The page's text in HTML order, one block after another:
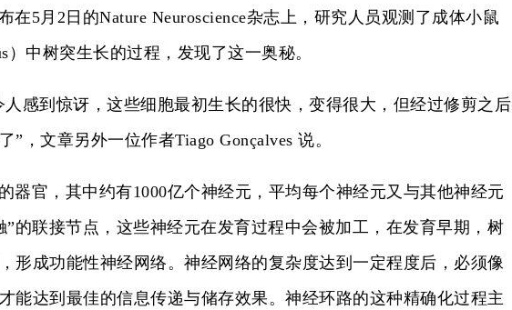
5月2日的Nature Neuroscience杂志上，研究人员观测了成体小鼠
）中树突生长的过程，发现了这一奥秘。
到惊讶，这些细胞最初生长的很快，变得很大，但经过修剪之后
”，文章另外一位作者Tiago Gonçalves 说。
官，其中约有1000亿个神经元，平均每个神经元又与其他神经元
”的联接节点，这些神经元在发育过程中会被加工，在发育早期，树
形成功能性神经网络。神经网络的复杂度达到一定程度后，必须像
能达到最佳的信息传递与储存效果。神经环路的这种精确化过程主